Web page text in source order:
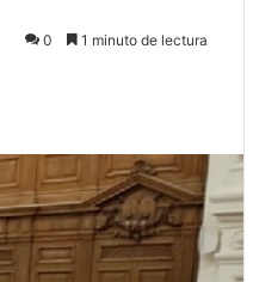
0 1 minuto de lectura